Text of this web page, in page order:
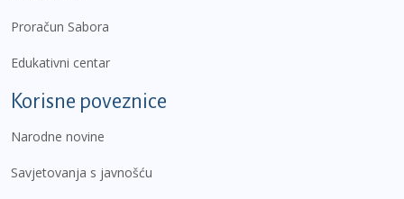
Proračun Sabora
Edukativni centar
Korisne poveznice
Narodne novine
Savjetovanja s javnošću